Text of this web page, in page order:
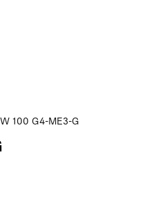
100 G4-ME3-G